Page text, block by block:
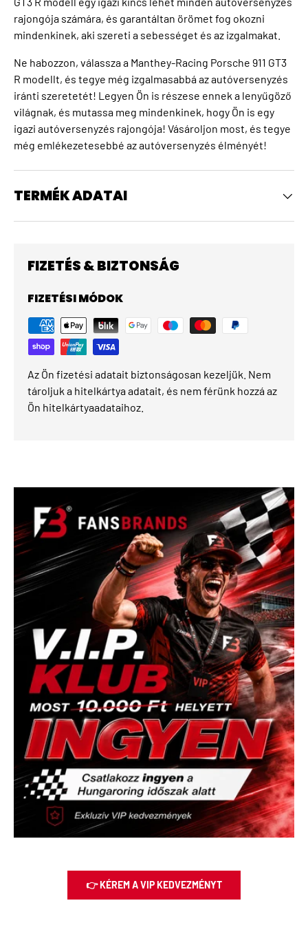
rajongója számára, és garantáltan örömet fog okozni
mindenkinek, aki szereti a sebességet és az izgalmakat.
Ne habozzon, válassza a Manthey-Racing Porsche 911 GT3
R modellt, és tegye még izgalmasabbá az autóversenyzés
iránti szeretetét! Legyen Ön is részese ennek a lenyűgöző
világnak, és mutassa meg mindenkinek, hogy Ön is egy
igazi autóversenyzés rajongója! Vásároljon most, és tegye
még emlékezetesebbé az autóversenyzés élményét!
TERMÉK ADATAI
FIZETÉS & BIZTONSÁG
FIZETÉSI MÓDOK
Az Ön fizetési adatait biztonságosan kezeljük. Nem
tároljuk a hitelkártya adatait, és nem férünk hozzá az
Ön hitelkártyaadataihoz.
👉 KÉREM A VIP KEDVEZMÉNYT